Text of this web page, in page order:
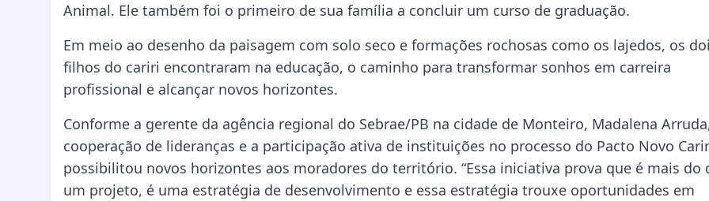
Animal. Ele também foi o primeiro de sua família a concluir um curso de graduação.
Em meio ao desenho da paisagem com solo seco e formações rochosas como os lajedos, os
filhos do cariri encontraram na educação, o caminho para transformar sonhos em carreira
profissional e alcançar novos horizontes.
Conforme a gerente da agência regional do Sebrae/PB na cidade de Monteiro, Madalena
cooperação de lideranças e a participação ativa de instituições no processo do Pacto Novo
possibilitou novos horizontes aos moradores do território. “Essa iniciativa prova que é mais do
um projeto, é uma estratégia de desenvolvimento e essa estratégia trouxe oportunidades em